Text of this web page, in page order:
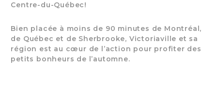
Centre-du-Québec!
Bien placée à moins de 90 minutes de Montréal,
de Québec et de Sherbrooke, Victoriaville et sa
région est au cœur de l’action pour profiter des
petits bonheurs de l’automne.